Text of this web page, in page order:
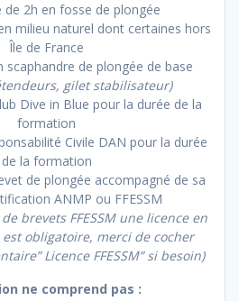
de 2h en fosse de plongée
milieu naturel dont certaines hors
Île de France
scaphandre de plongée de base
gilet stabilisateur)
Dive in Blue pour la durée de la
formation
Civile DAN pour la durée
de la formation
de plongée accompagné de sa
ANMP ou FFESSM
brevets FFESSM une licence en
obligatoire, merci de cocher
Licence FFESSM” si besoin)
ne comprend pas :